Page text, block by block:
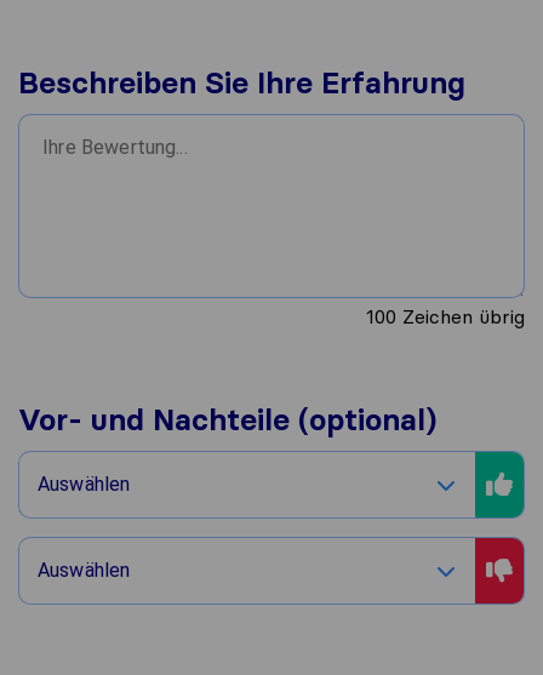
Beschreiben Sie Ihre Erfahrung
100 Zeichen übrig
Vor- und Nachteile (optional)
Auswählen
Auswählen